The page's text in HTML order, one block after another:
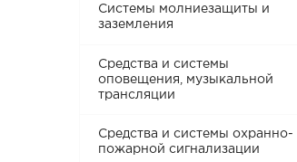
Системы молниезащиты и
заземления
Средства и системы
оповещения, музыкальной
трансляции
Средства и системы охранно-
пожарной сигнализации